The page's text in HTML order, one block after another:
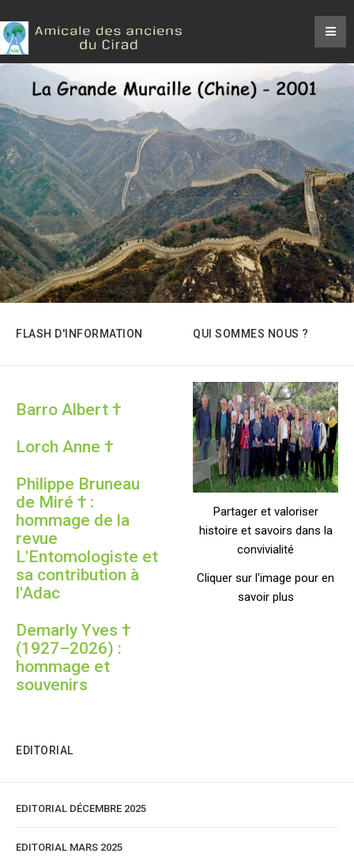
FLASH D'INFORMATION
Barro Albert †
Lorch Anne †
Philippe Bruneau
de Miré † :
hommage de la
revue
L'Entomologiste et
sa contribution à
l'Adac
Demarly Yves †
(1927–2026) :
hommage et
souvenirs
QUI SOMMES NOUS ?
Partager et valoriser
histoire et savoirs dans la
convivialité
Cliquer sur l'image pour en
savoir plus
EDITORIAL
EDITORIAL DÉCEMBRE 2025
EDITORIAL MARS 2025